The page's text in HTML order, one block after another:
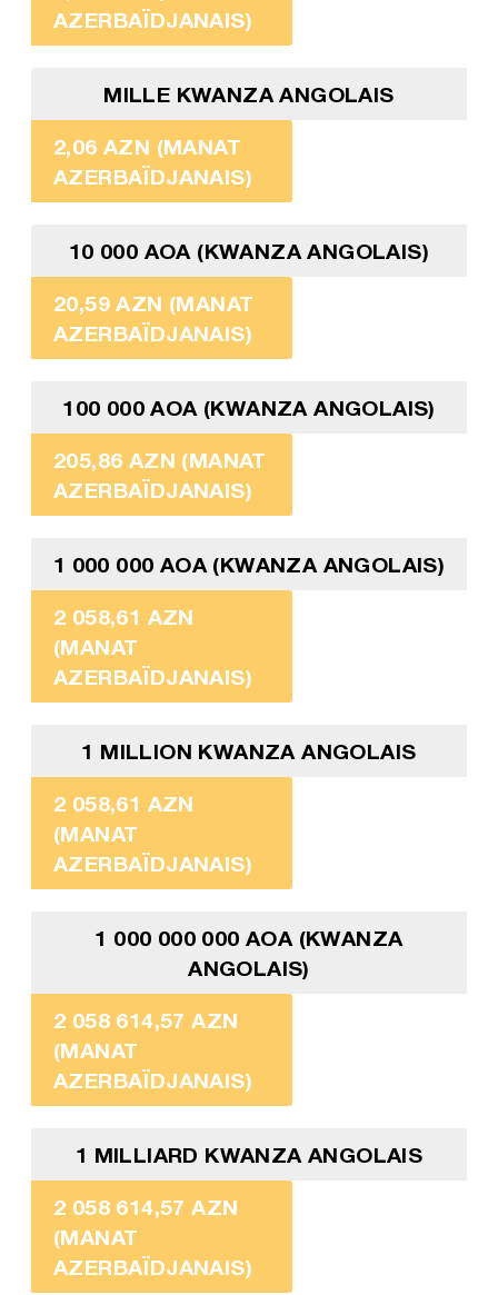
AZERBAÏDJANAIS)
MILLE KWANZA ANGOLAIS
2,06 AZN (MANAT
AZERBAÏDJANAIS)
10 000 AOA (KWANZA ANGOLAIS)
20,59 AZN (MANAT
AZERBAÏDJANAIS)
100 000 AOA (KWANZA ANGOLAIS)
205,86 AZN (MANAT
AZERBAÏDJANAIS)
1 000 000 AOA (KWANZA ANGOLAIS)
2 058,61 AZN
(MANAT
AZERBAÏDJANAIS)
1 MILLION KWANZA ANGOLAIS
2 058,61 AZN
(MANAT
AZERBAÏDJANAIS)
1 000 000 000 AOA (KWANZA
ANGOLAIS)
2 058 614,57 AZN
(MANAT
AZERBAÏDJANAIS)
1 MILLIARD KWANZA ANGOLAIS
2 058 614,57 AZN
(MANAT
AZERBAÏDJANAIS)